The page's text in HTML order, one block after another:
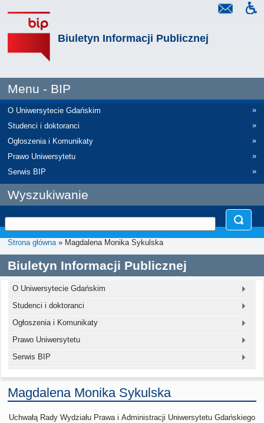
Biuletyn Informacji Publicznej
Menu - BIP
O Uniwersytecie Gdańskim
»
Studenci i doktoranci
»
Ogłoszenia i Komunikaty
»
Prawo Uniwersytetu
»
Serwis BIP
»
Wyszukiwanie
Strona główna» Magdalena Monika Sykulska
Biuletyn Informacji Publicznej
O Uniwersytecie Gdańskim
Studenci i doktoranci
Ogłoszenia i Komunikaty
Prawo Uniwersytetu
Serwis BIP
Magdalena Monika Sykulska
Uchwałą Rady Wydziału Prawa i Administracji Uniwersytetu Gdańskiego